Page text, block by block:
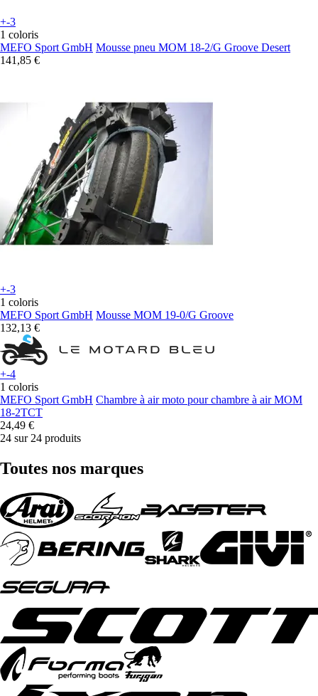
+-3
1 coloris
MEFO Sport GmbH Mousse pneu MOM 18-2/G Groove Desert
141,85 €
+-3
1 coloris
MEFO Sport GmbH Mousse MOM 19-0/G Groove
132,13 €
+-4
1 coloris
MEFO Sport GmbH Chambre à air moto pour chambre à air MOM
18-2TCT
24,49 €
24 sur 24 produits
Toutes nos marques